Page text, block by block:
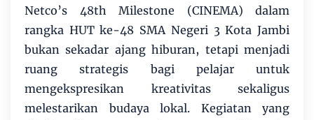
Netco’s 48th Milestone (CINEMA) dalam
rangka HUT ke-48 SMA Negeri 3 Kota Jambi
bukan sekadar ajang hiburan, tetapi menjadi
ruang strategis bagi pelajar untuk
mengekspresikan kreativitas sekaligus
melestarikan budaya lokal. Kegiatan yang